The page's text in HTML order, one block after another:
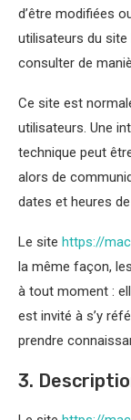
d’être modifiées
utilisateurs du site
consulter de
Ce site est
utilisateurs. Une
technique peut
alors de
dates et heures de
Le site https://
la même façon,
à tout moment :
est invité à s’y
prendre
3.